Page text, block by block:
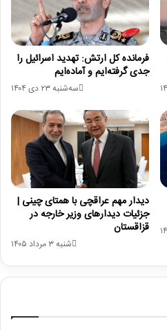
فرمانده کل ارتش: تهدید اسرائیل را
جدی گرفته‌ایم و آماده‌ایم
سه‌شنبه ۲۳ دی ۱۴۰۴
دیدار مهم عراقچی با همتای چینی |
جزئیات دیدارهای وزیر خارجه در
قزاقستان
شنبه ۳ مرداد ۱۴۰۵